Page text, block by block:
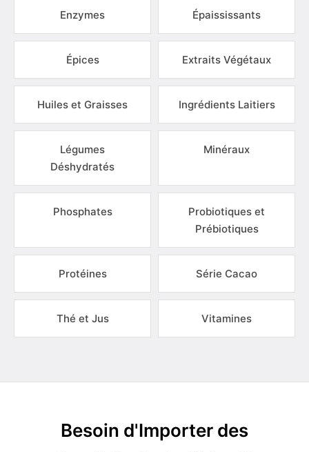
Enzymes Épaississants
Épices Extraits Végétaux
Huiles et Graisses Ingrédients Laitiers
Légumes
Déshydratés
Minéraux
Phosphates
Probiotiques et
Prébiotiques
Protéines Série Cacao
Thé et Jus Vitamines
Besoin d'Importer des